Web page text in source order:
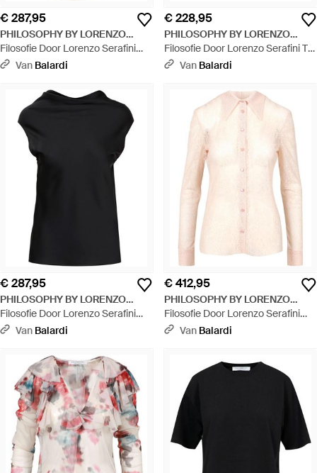
€ 287,95
PHILOSOPHY BY LORENZO
SERAFINI
Filosofie Door Lorenzo Serafini
Top Ivory - Wit
Van Balardi
€ 228,95
PHILOSOPHY BY LORENZO
SERAFINI
Filosofie Door Lorenzo Serafini T
Shirts En Polos Wit - Wit
Van Balardi
€ 287,95
PHILOSOPHY BY LORENZO
SERAFINI
Filosofie Door Lorenzo Serafini
Top Zwart - Zwart
Van Balardi
€ 412,95
PHILOSOPHY BY LORENZO
SERAFINI
Filosofie Door Lorenzo Serafini
Shirts Beige - Roze
Van Balardi